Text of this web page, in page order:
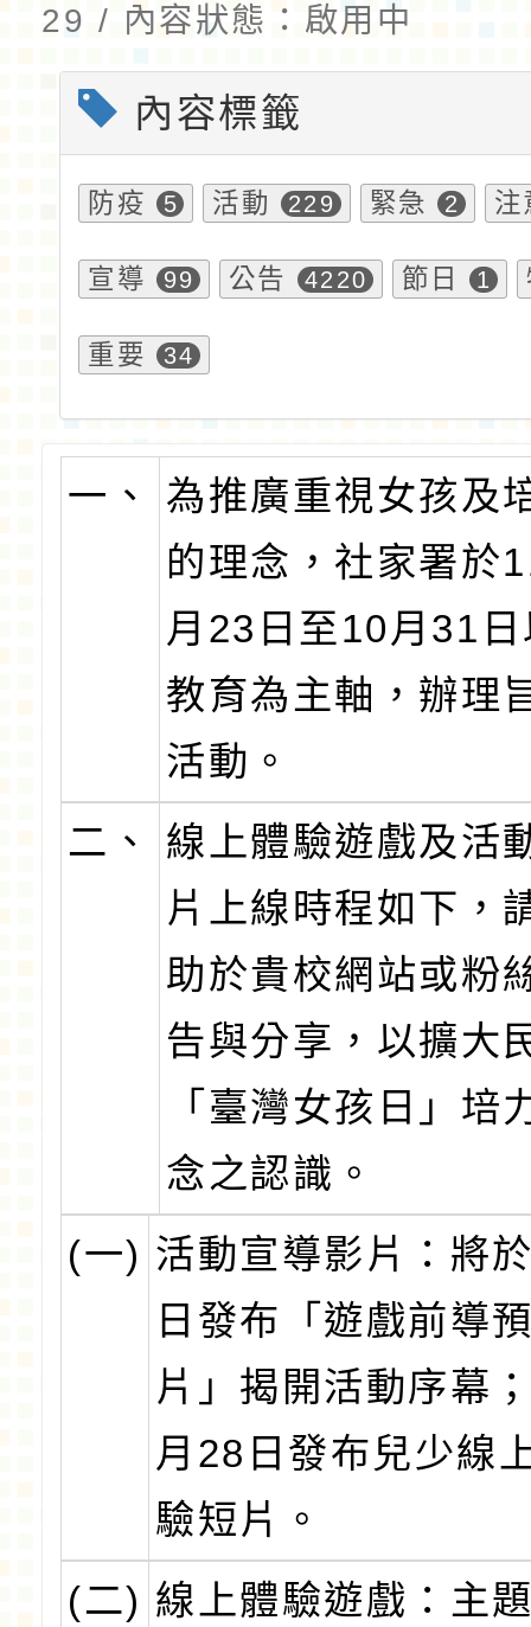
29 / 內容狀態：啟用中
內容標籤
防疫 5 活動 229 緊急 2 注
宣導 99 公告 4220 節日 1
重要 34
一、
為推廣重視女孩及
的理念，社家署於
月23日至10月31
教育為主軸，辦理
活動。
二、
線上體驗遊戲及活
片上線時程如下，
助於貴校網站或粉
告與分享，以擴大
「臺灣女孩日」培
念之認識。
(一) 活動宣導影片：將
日發布「遊戲前導
片」揭開活動序幕
月28日發布兒少線
驗短片。
(二) 線上體驗遊戲：主